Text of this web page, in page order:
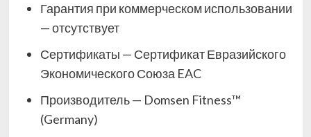
Гарантия при коммерческом использовании
— отсутствует
Сертификаты — Сертификат Евразийского
Экономического Союза EAC
Производитель — Domsen Fitness™
(Germany)